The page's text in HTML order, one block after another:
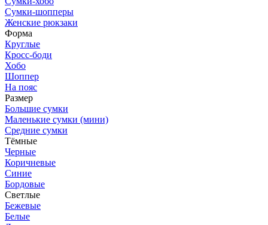
Сумки-шопперы
Женские рюкзаки
Форма
Круглые
Кросс-боди
Хобо
Шоппер
На пояс
Размер
Большие сумки
Маленькие сумки (мини)
Средние сумки
Тёмные
Черные
Коричневые
Синие
Бордовые
Светлые
Бежевые
Белые